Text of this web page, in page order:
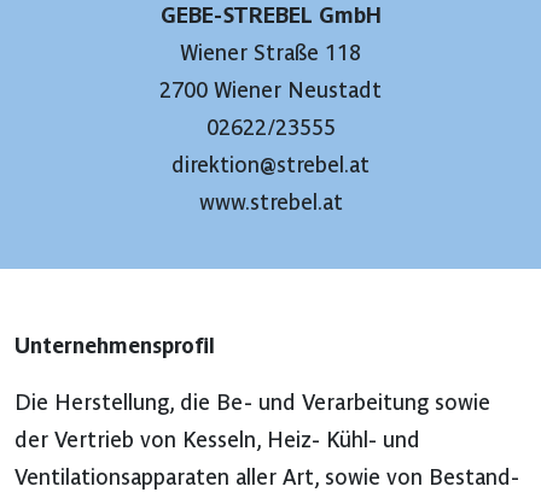
GEBE-STREBEL GmbH
Wiener Straße 118
2700 Wiener Neustadt
02622/23555
direktion@strebel.at
www.strebel.at
Unternehmensprofil
Die Herstellung, die Be- und Verarbeitung sowie
der Vertrieb von Kesseln, Heiz- Kühl- und
Ventilationsapparaten aller Art, sowie von Bestand-